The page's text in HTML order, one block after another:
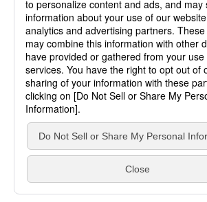
凡人
凡人社が出
麹町店
〒102-0093 東京都千代
13 8F［アクセス］
TEL：03-3239-8673／FAX
3116
大阪店
〒541-0056 大阪府大阪
4-2-10
大西ビルディング 1階［
TEL：06-4256-2684／
7887
© Bonjinsha Co., LTD. All Rights